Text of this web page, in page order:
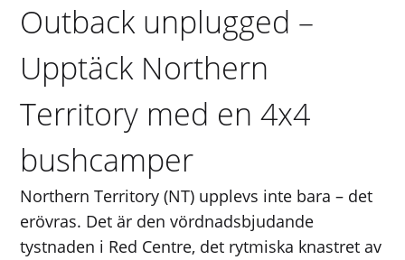
Outback unplugged –
Upptäck Northern
Territory med en 4x4
bushcamper
Northern Territory (NT) upplevs inte bara – det
erövras. Det är den vördnadsbjudande
tystnaden i Red Centre, det rytmiska knastret av